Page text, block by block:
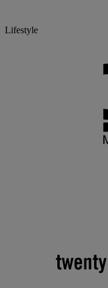
Lifestyle